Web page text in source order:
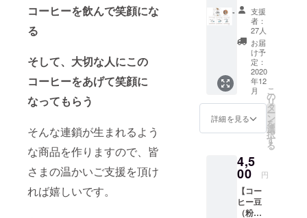
コーヒーを飲んで笑顔にな
る
そして、大切な人にこの
コーヒーをあげて笑顔に
なってもらう
そんな連鎖が生まれるよう
な商品を作りますので、皆
さまの温かいご支援を頂け
れば嬉しいです。
をよろしく
お願いいた
します。
配送方
法はお
選び頂
けませ
ん。
してい
ただい
ていま
す。 原
材料は
以下の
通りで
す。
①、
糖、カ
フェイ
ヒー
※①及び
②は500
㎖の紙
パック
は少し
先とな
ります
が、楽
しみに
お待ち
くださ
いま
せ。 ※
完成図
はイ
干デザ
インが
変更と
なるこ
ともご
能なお
客様限
定のリ
ターン
品で
す。 遠
方でご
来店が
難しい
方はご
注意く
確認く
ださ
い。 ・
お受け
取り期
限はあ
ス】 ●
リター
ン品 ①
ゆるね
こむか
いしま
コー
ヒー 5
支援金
額に
は、配
送料金
包資材
費用等
が含ま
れてい
ます。
※配送方
支援
者：
27人
お届
け予
定：
2020
年12
月
詳細を見る
こ
の
リ
タ
ー
ン
を
選
択
す
る
4,5
00 円
【コー
ヒー豆
（粉）